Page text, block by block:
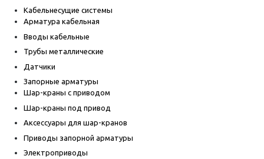
Кабельнесущие системы
Арматура кабельная
Вводы кабельные
Трубы металлические
Датчики
Запорные арматуры
Шар-краны с приводом
Шар-краны под привод
Аксессуары для шар-кранов
Приводы запорной арматуры
Электроприводы